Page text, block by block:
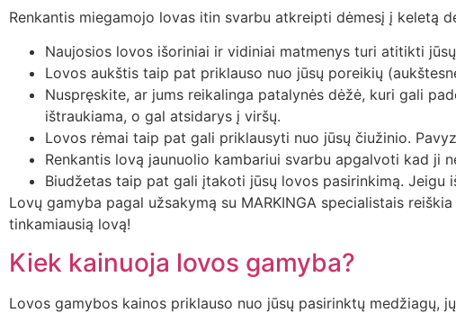
Renkantis miegamojo lovas itin svarbu atkreipti dėmesį į keletą
Naujosios lovos išoriniai ir vidiniai matmenys turi atitikti
Lovos aukštis taip pat priklauso nuo jūsų poreikių
Nuspręskite, ar jums reikalinga patalynės dėžė, kuri gali
ištraukiama, o gal atsidarys į viršų.
Lovos rėmai taip pat gali priklausyti nuo jūsų čiužinio.
Renkantis lovą jaunuolio kambariui svarbu apgalvoti kad ji
Biudžetas taip pat gali įtakoti jūsų lovos pasirinkimą.
Lovų gamyba pagal užsakymą su MARKINGA specialistais
tinkamiausią lovą!
Kiek kainuoja lovos gamyba?
Lovos gamybos kainos priklauso nuo jūsų pasirinktų medžiagų,